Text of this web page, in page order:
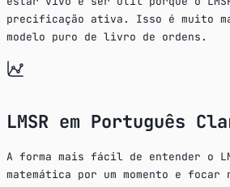
precificação ativa. Isso é muito
modelo puro de livro de ordens.
LMSR em Português
A forma mais fácil de entender o
matemática por um momento e focar